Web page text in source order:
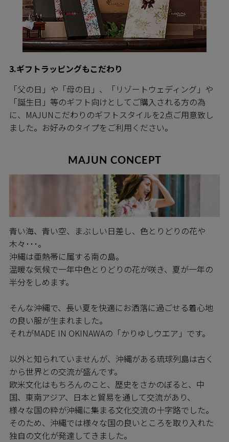
3.ギフトラッピングもこだわり
「父の日」や「母の日」、「リゾートウェディング」や
「誕生日」等のギフト向けとしてご購入される方の為
に、MAJUNこだわりのギフトスタイルを2点ご用意致し
ました。お好みのタイプをご利用ください。
MAJUN CONCEPT
青い海、青い空、まぶしい日差し、色とりどりの花や
木々･･･。
沖縄は亜熱帯に属する南の島。
温暖な気候で一年中色とりどりの花が咲き、夏が一年の
半分をしめます。
そんな沖縄で、長い夏を快適にお洒落に過ごせる着心地
の良い服が生まれました。
それがMADE IN OKINAWAの「かりゆしウエア」です。
以外と知られていませんが、沖縄がある琉球列島は古く
から世界との交流が盛んです。
欧米文化はもちろんのこと、歴史をさかのぼると、中
国、東南アジア、日本と貿易を通して交流があり、
様々な国の粋が沖縄に集まる文化交流の十字路でした。
そのため、沖縄では様々な国の良いところを取り入れた
独自の文化が発達してきました。